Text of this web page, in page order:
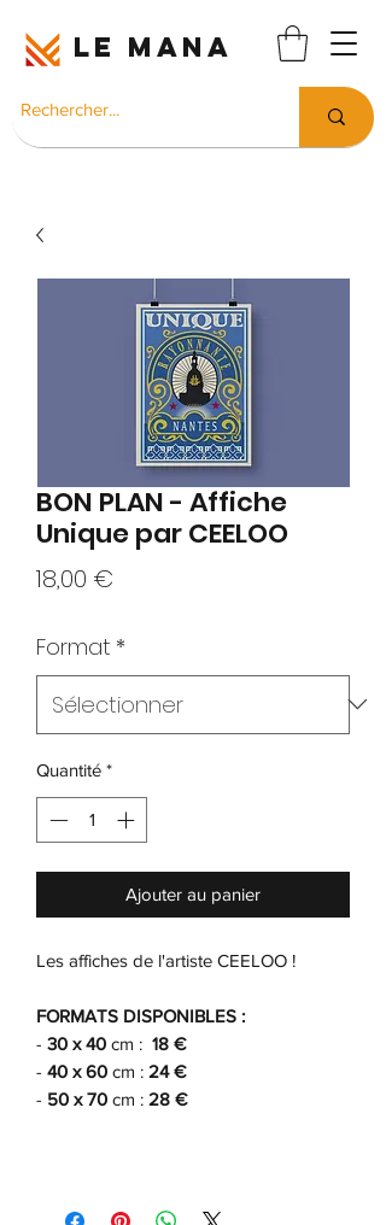
LE MANA
BON PLAN - Affiche
Unique par CEELOO
18,00 €
Format *
Quantité *
Ajouter au panier
Les affiches de l'artiste CEELOO !
FORMATS DISPONIBLES :
- 30 x 40 cm : 18 €
- 40 x 60 cm : 24 €
- 50 x 70 cm : 28 €